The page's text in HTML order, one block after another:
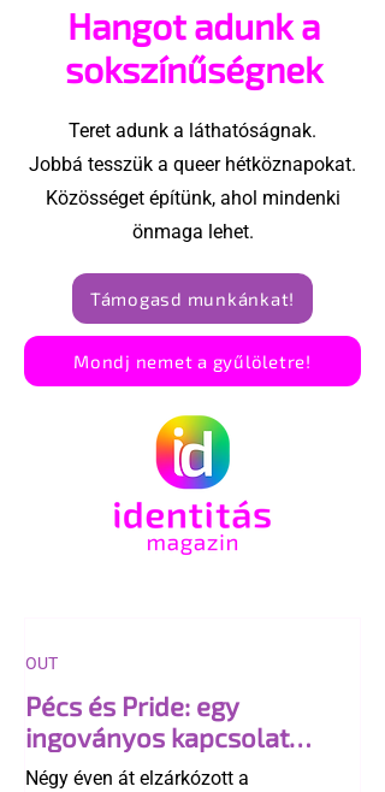
Hangot adunk a
sokszínűségnek
Teret adunk a láthatóságnak.
Jobbá tesszük a queer hétköznapokat.
Közösséget építünk, ahol mindenki
önmaga lehet.
Támogasd munkánkat!
Mondj nemet a gyűlöletre!
Pécs és Pride: egy
ingoványos kapcsolat
története
Négy éven át elzárkózott a
OUT